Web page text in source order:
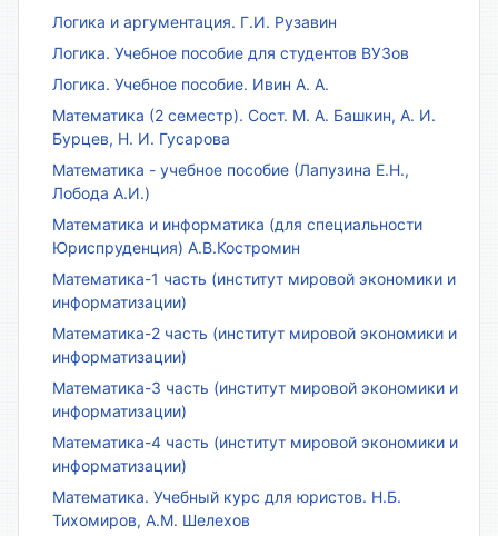
Логика и аргументация. Г.И. Рузавин
Логика. Учебное пособие для студентов ВУЗов
Логика. Учебное пособие. Ивин А. А.
Математика (2 семестр). Сост. М. А. Башкин, А. И.
Бурцев, Н. И. Гусарова
Математика - учебное пособие (Лапузина Е.Н.,
Лобода А.И.)
Математика и информатика (для специальности
Юриспруденция) А.В.Костромин
Математика-1 часть (институт мировой экономики и
информатизации)
Математика-2 часть (институт мировой экономики и
информатизации)
Математика-3 часть (институт мировой экономики и
информатизации)
Математика-4 часть (институт мировой экономики и
информатизации)
Математика. Учебный курс для юристов. Н.Б.
Тихомиров, А.М. Шелехов